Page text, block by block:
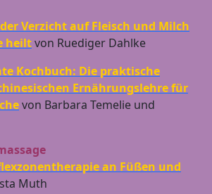
der Verzicht auf Fleisch und Milch
heiltvon Ruediger Dahlke
Kochbuch: Die praktische
Ernährungslehre für
von Barbara Temelie und
an Füßen und
Muth